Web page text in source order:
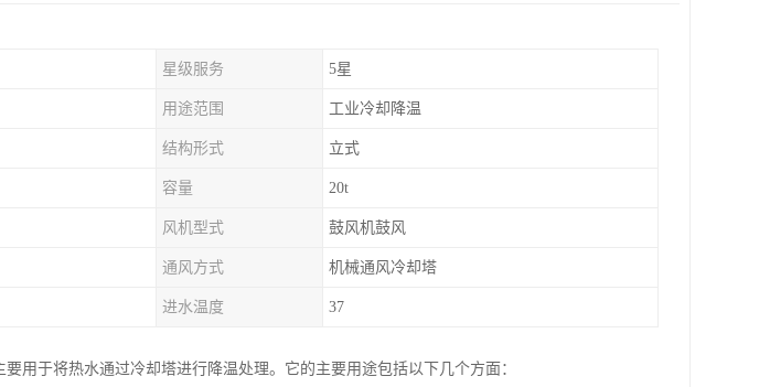
星级服务 5星
用途范围 工业冷却降温
结构形式 立式
容量 20t
风机型式 鼓风机鼓风
通风方式 机械通风冷却塔
进水温度 37
用于将热水通过冷却塔进行降温处理。它的主要用途包括以下几个方面：